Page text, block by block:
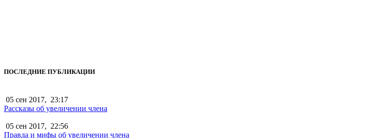
ПОСЛЕДНИЕ ПУБЛИКАЦИИ
05 сен 2017, 23:17
Рассказы об увеличении члена
05 сен 2017, 22:56
Правда и мифы об увеличении члена